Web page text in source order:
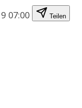
07:00 Teilen